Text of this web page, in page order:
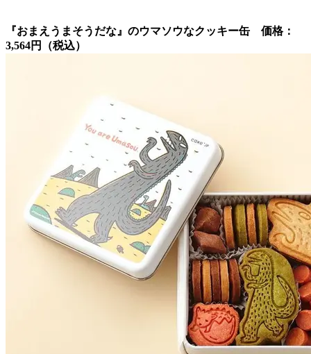
『おまえうまそうだな』のウマソウなクッキー缶 価格：
3,564円（税込）